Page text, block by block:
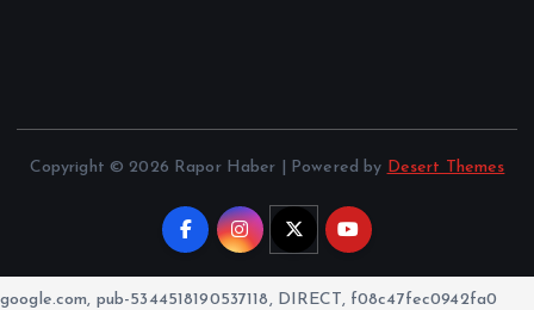
Copyright © 2026 Rapor Haber | Powered by Desert Themes
google.com, pub-5344518190537118, DIRECT, f08c47fec0942fa0